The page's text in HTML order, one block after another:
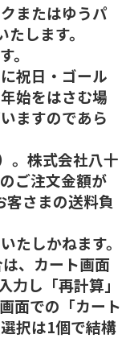
またはゆうパ
します。
。
祝日・ゴール
始をはさむ場
ますのであら
。株式会社八十
ご注文金額が
さまの送料負
たしかねます。
、カート画面
し「再計算」
面での「カート
択は1個で結構